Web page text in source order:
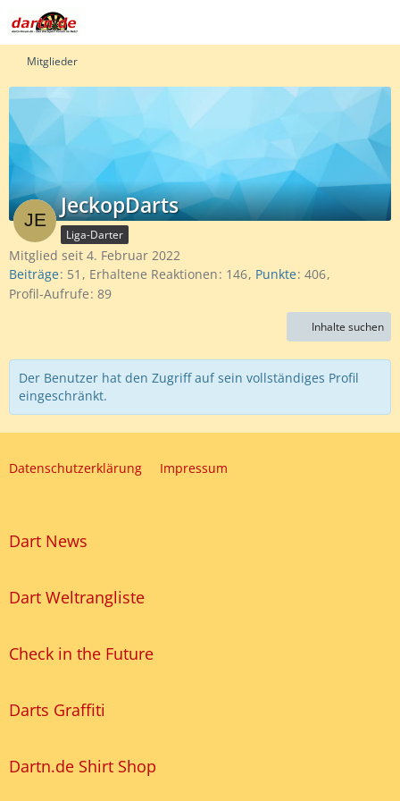
Mitglieder
JeckopDarts
Liga-Darter
Mitglied seit 4. Februar 2022
Beiträge 51 Erhaltene Reaktionen 146 Punkte 406
Profil-Aufrufe 89
Inhalte suchen
Der Benutzer hat den Zugriff auf sein vollständiges Profil
eingeschränkt.
Datenschutzerklärung Impressum
Dart News
Dart Weltrangliste
Check in the Future
Darts Graffiti
Dartn.de Shirt Shop